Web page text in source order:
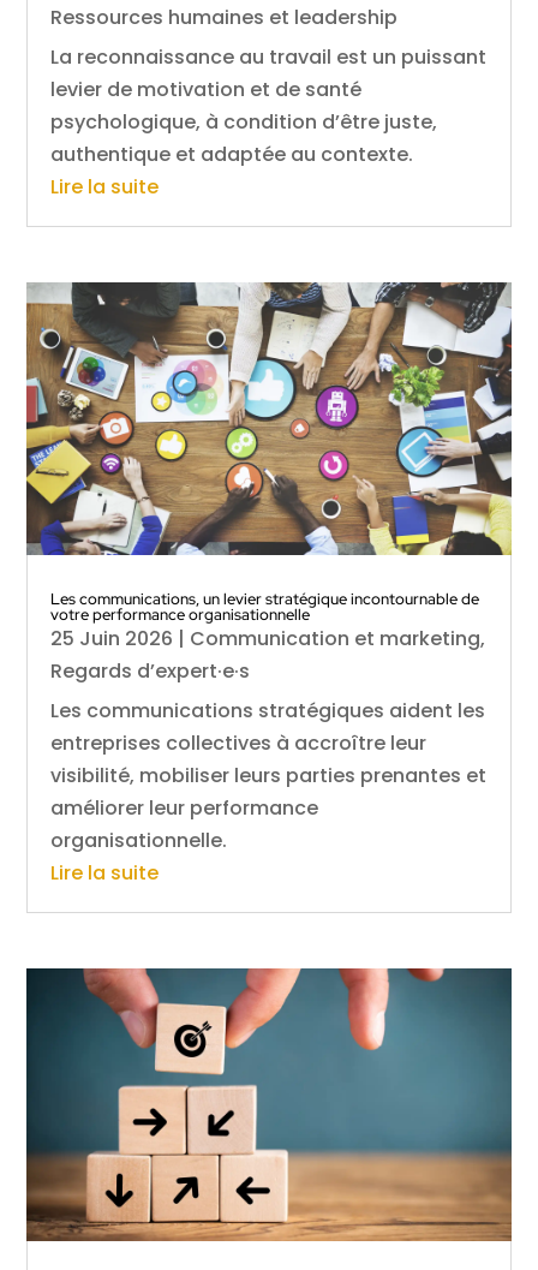
Ressources humaines et leadership
La reconnaissance au travail est un puissant
levier de motivation et de santé
psychologique, à condition d’être juste,
authentique et adaptée au contexte.
Lire la suite
Les communications, un levier stratégique incontournable de
votre performance organisationnelle
25 Juin 2026 | Communication et marketing,
Regards d’expert·e·s
Les communications stratégiques aident les
entreprises collectives à accroître leur
visibilité, mobiliser leurs parties prenantes et
améliorer leur performance
organisationnelle.
Lire la suite